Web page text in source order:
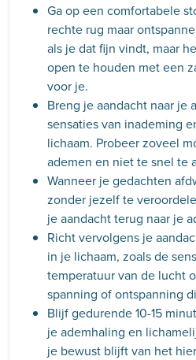
Ga op een comfortabele
rechte rug maar
als je dat fijn vindt, maar
open te houden met een
voor je.
Breng je aandacht naar je
sensaties van inademing
lichaam. Probeer zoveel
ademen en niet te snel te
Wanneer je gedachten
zonder jezelf te
je aandacht terug naar je
Richt vervolgens je
in je lichaam, zoals de
temperatuur van de lucht
spanning of ontspanning
Blijf gedurende 10-15
je ademhaling en
je bewust blijft van het